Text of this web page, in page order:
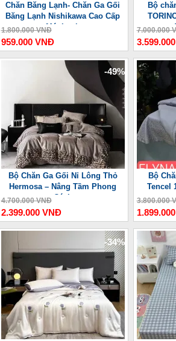
Chăn Băng Lạnh- Chăn Ga Gối
Băng Lạnh Nishikawa Cao Cấp
Mát Lạnh
1.800.000 VNĐ
959.000 VNĐ
Bộ
7.000.000
-49%
Bộ Chăn Ga Gối Nỉ Lông Thỏ
Hermosa – Nâng Tầm Phong
Cách
4.700.000 VNĐ
2.399.000 VNĐ
Bộ
Tencel
3.800.000
-34%